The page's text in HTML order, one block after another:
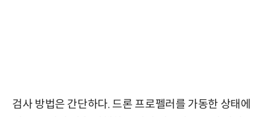
검사 방법은 간단하다. 드론 프로펠러를 가동한 상태에